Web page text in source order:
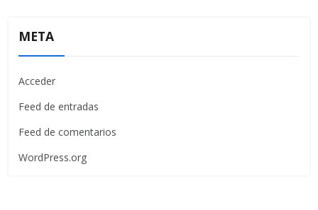
META
Acceder
Feed de entradas
Feed de comentarios
WordPress.org